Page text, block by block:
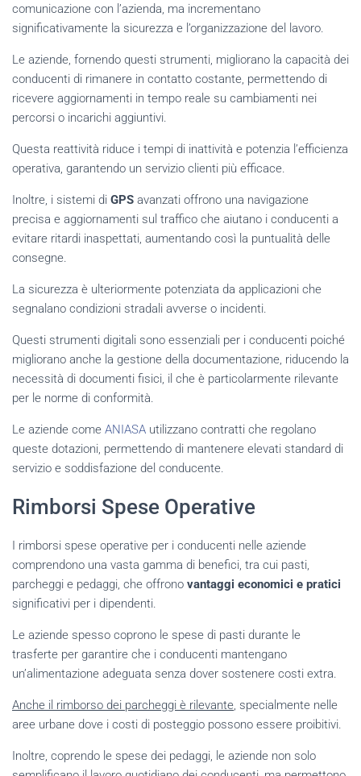
comunicazione con l’azienda, ma incrementano
significativamente la sicurezza e l’organizzazione del lavoro.
Le aziende, fornendo questi strumenti, migliorano la capacità dei
conducenti di rimanere in contatto costante, permettendo di
ricevere aggiornamenti in tempo reale su cambiamenti nei
percorsi o incarichi aggiuntivi.
Questa reattività riduce i tempi di inattività e potenzia l’efficienza
operativa, garantendo un servizio clienti più efficace.
Inoltre, i sistemi di GPS avanzati offrono una navigazione
precisa e aggiornamenti sul traffico che aiutano i conducenti a
evitare ritardi inaspettati, aumentando così la puntualità delle
consegne.
La sicurezza è ulteriormente potenziata da applicazioni che
segnalano condizioni stradali avverse o incidenti.
Questi strumenti digitali sono essenziali per i conducenti poiché
migliorano anche la gestione della documentazione, riducendo la
necessità di documenti fisici, il che è particolarmente rilevante
per le norme di conformità.
Le aziende come ANIASA utilizzano contratti che regolano
queste dotazioni, permettendo di mantenere elevati standard di
servizio e soddisfazione del conducente.
Rimborsi Spese Operative
I rimborsi spese operative per i conducenti nelle aziende
comprendono una vasta gamma di benefici, tra cui pasti,
parcheggi e pedaggi, che offrono vantaggi economici e pratici
significativi per i dipendenti.
Le aziende spesso coprono le spese di pasti durante le
trasferte per garantire che i conducenti mantengano
un’alimentazione adeguata senza dover sostenere costi extra.
Anche il rimborso dei parcheggi è rilevante, specialmente nelle
aree urbane dove i costi di posteggio possono essere proibitivi.
Inoltre, coprendo le spese dei pedaggi, le aziende non solo